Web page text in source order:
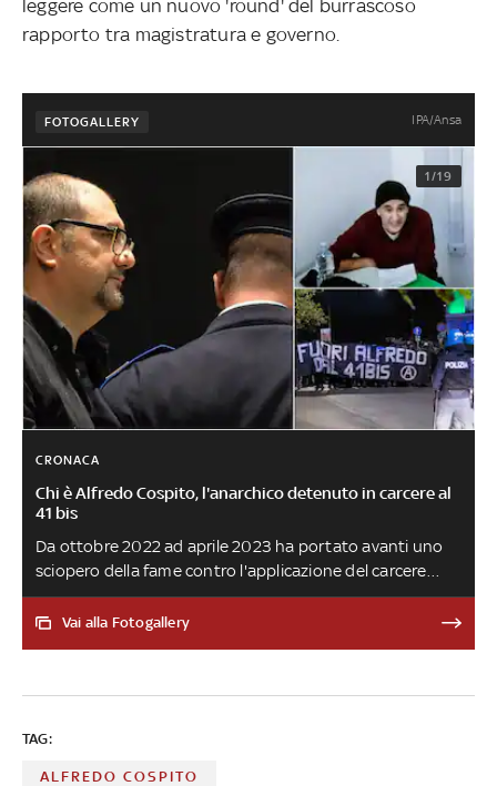
leggere come un nuovo 'round' del burrascoso
rapporto tra magistratura e governo.
FOTOGALLERY IPA/Ansa
1/19
CRONACA
Chi è Alfredo Cospito, l'anarchico detenuto in carcere al
41 bis
Da ottobre 2022 ad aprile 2023 ha portato avanti uno
sciopero della fame contro l'applicazione del carcere
duro nei suoi confronti. È stato condannato per aver
gambizzato nel 2012 l'ad di Ansaldo Nucleare, Roberto
che non ci siano le condizioni per tenerlo in cella con il
Vai alla Fotogallery
TAG:
ALFREDO COSPITO